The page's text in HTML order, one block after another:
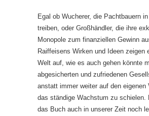
Egal ob Wucherer, die Pachtbauern
treiben, oder Großhändler, die ihre
Monopole zum finanziellen Gewinn
Raiffeisens Wirken und Ideen zeigen
Welt auf, wie es auch gehen könnte
abgesicherten und zufriedenen
anstatt immer weiter auf den eigenen
das ständige Wachstum zu schielen.
das Buch auch in unserer Zeit noch